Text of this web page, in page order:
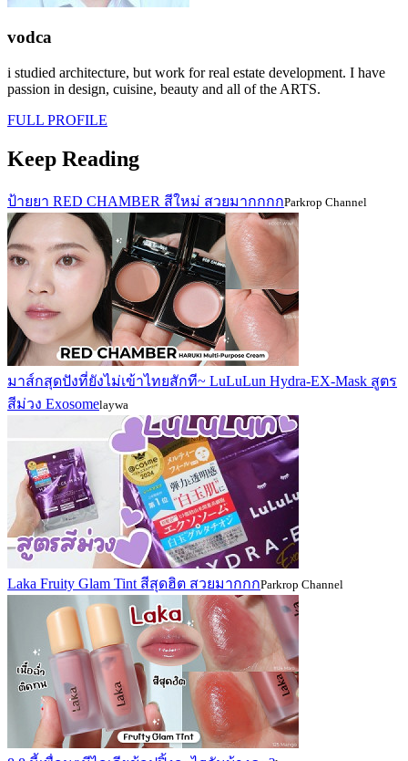
vodca
i studied architecture, but work for real estate development. I have
passion in design, cuisine, beauty and all of the ARTS.
FULL PROFILE
Keep Reading
ป้ายยา RED CHAMBER สีใหม่ สวยมากกกกParkrop Channel
มาส์กสุดปังที่ยังไม่เข้าไทยสักที~ LuLuLun Hydra-EX-Mask สูตร
สีม่วง Exosomelaywa
Laka Fruity Glam Tint สีสุดฮิต สวยมากกกParkrop Channel